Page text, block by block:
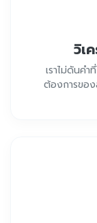
วิเ
เราไม่ดันคำ
ต้องการขอ